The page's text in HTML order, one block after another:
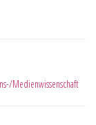
Medienwissenschaft